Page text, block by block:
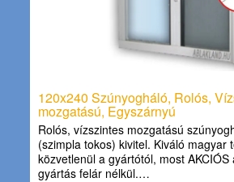
120x240 Szúnyogháló, Rolós,
mozgatású, Egyszárnyú
Rolós, vízszintes mozgatású
(szimpla tokos) kivitel. Kiváló magyar
közvetlenül a gyártótól, most
gyártás felár nélkül.…